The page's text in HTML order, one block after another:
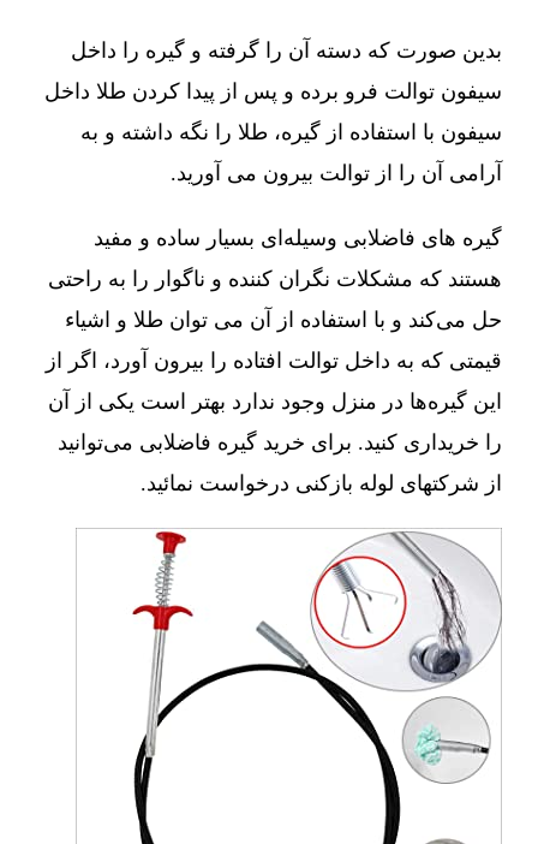
بدین صورت که دسته آن را گرفته و گیره را داخل
سیفون توالت فرو برده و پس از پیدا کردن طلا داخل
سیفون با استفاده از گیره، طلا را نگه داشته و به
آرامی آن را از توالت بیرون می آورید.
گیره های فاضلابی وسیله‌ای بسیار ساده و مفید
هستند که مشکلات نگران کننده و ناگوار را به راحتی
حل می‌کند و با استفاده از آن می توان طلا و اشیاء
قیمتی که به داخل توالت افتاده را بیرون آورد، اگر از
این گیره‌ها در منزل وجود ندارد بهتر است یکی از آن
را خریداری کنید. برای خرید گیره فاضلابی می‌توانید
از شرکتهای لوله بازکنی درخواست نمائید.